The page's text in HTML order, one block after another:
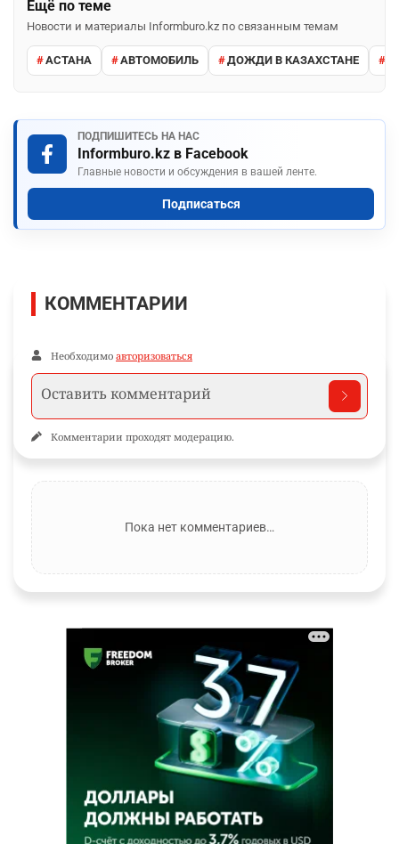
Ещё по теме
Новости и материалы Informburo.kz по связанным темам
АСТАНА АВТОМОБИЛЬ ДОЖДИ В КАЗАХСТАНЕ
ПОДПИШИТЕСЬ НА НАС
Informburo.kz в Facebook
Главные новости и обсуждения в вашей ленте.
Подписаться
КОММЕНТАРИИ
Необходимо авторизоваться
Комментарии проходят модерацию.
Пока нет комментариев…